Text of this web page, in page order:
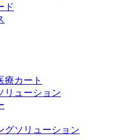
ド
療カート
リューション
グソリューション